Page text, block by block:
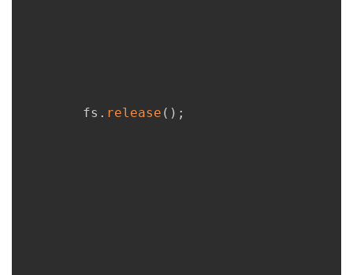
      	fs
. release ( ) ;